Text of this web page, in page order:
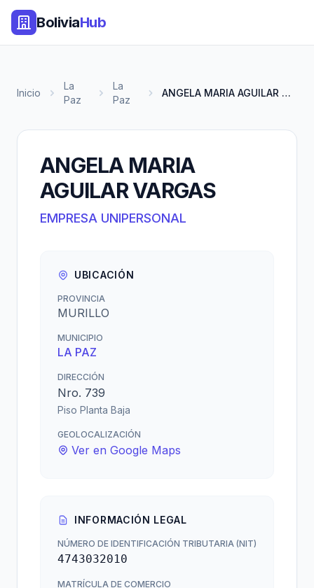
BoliviaHub
Inicio
La
Paz
La
Paz
ANGELA MARIA AGUILAR VARGAS
ANGELA MARIA
AGUILAR VARGAS
EMPRESA UNIPERSONAL
UBICACIÓN
PROVINCIA
MURILLO
MUNICIPIO
LA PAZ
DIRECCIÓN
Nro. 739
Piso Planta Baja
GEOLOCALIZACIÓN
Ver en Google Maps
INFORMACIÓN LEGAL
NÚMERO DE IDENTIFICACIÓN TRIBUTARIA (NIT)
4743032010
MATRÍCULA DE COMERCIO